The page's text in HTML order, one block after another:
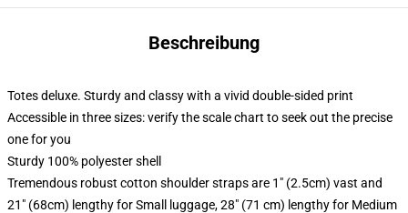
Beschreibung
Totes deluxe. Sturdy and classy with a vivid double-sided print
Accessible in three sizes: verify the scale chart to seek out the precise
one for you
Sturdy 100% polyester shell
Tremendous robust cotton shoulder straps are 1" (2.5cm) vast and
21" (68cm) lengthy for Small luggage, 28" (71 cm) lengthy for Medium